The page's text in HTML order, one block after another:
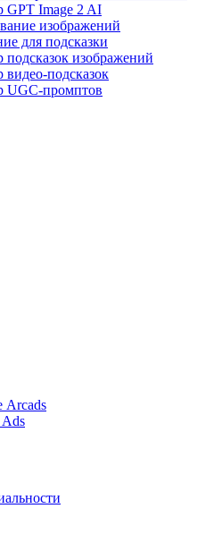
GPT Image 2 AI
изображений
для подсказки
подсказок изображений
видео-подсказок
UGC-промптов
Arcads
Ads